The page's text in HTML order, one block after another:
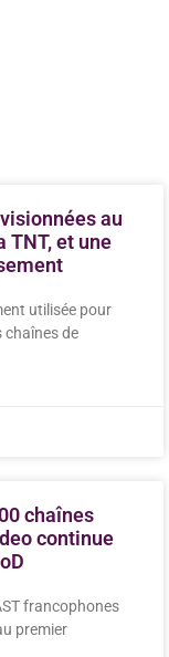
au
TNT, et une
utilisée pour
chaînes de
chaînes
continue
francophones
premier